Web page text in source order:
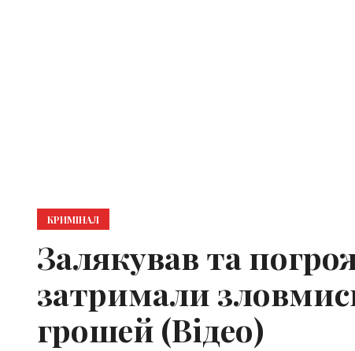
КРИМІНАЛ
Залякував та
затримали
грошей (Відео)